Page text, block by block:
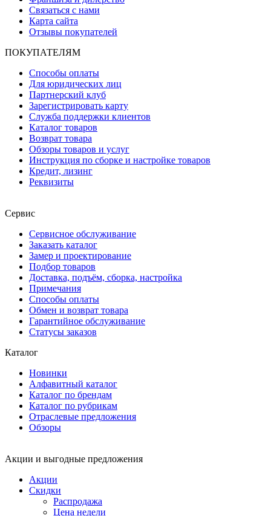
Связаться с нами
Карта сайта
Отзывы покупателей
ПОКУПАТЕЛЯМ
Способы оплаты
Для юридических лиц
Партнерский клуб
Зарегистрировать карту
Служба поддержки клиентов
Каталог товаров
Возврат товара
Обзоры товаров и услуг
Инструкция по сборке и настройке товаров
Кредит, лизинг
Реквизиты
Сервис
Сервисное обслуживание
Заказать каталог
Замер и проектирование
Подбор товаров
Доставка, подъём, сборка, настройка
Примечания
Способы оплаты
Обмен и возврат товара
Гарантийное обслуживание
Статусы заказов
Каталог
Новинки
Алфавитный каталог
Каталог по брендам
Каталог по рубрикам
Отраслевые предложения
Обзоры
Акции и выгодные предложения
Акции
Скидки
Распродажа
Цена недели